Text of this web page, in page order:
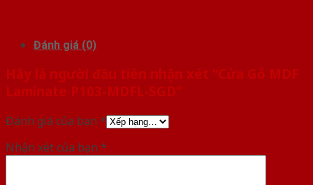
Đánh giá (0)
Hãy là người đầu tiên nhận xét “Cửa Gỗ MDF
Laminate P103-MDFL-SGD”
Đánh giá của bạn *
Nhận xét của bạn *